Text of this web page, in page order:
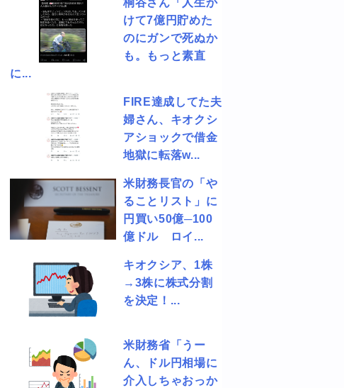
桐谷さん「人生か
けて7億円貯めた
のにガンで死ぬか
も。もっと素直
に...
FIRE達成してた夫
婦さん、キオクシ
アショックで借金
地獄に転落w...
米財務長官の「や
ることリスト」に
円買い50億─100
億ドル ロイ...
キオクシア、1株
→3株に株式分割
を決定！...
米財務省「うー
ん、ドル円相場に
介入しちゃおっか